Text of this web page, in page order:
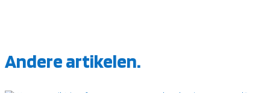
Andere artikelen.